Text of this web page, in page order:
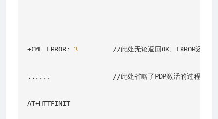
+CME ERROR: 3
//此处无论返回OK、ERROR还是
......                //此处省略了PDP激活的过程，参考
AT+HTTPINIT